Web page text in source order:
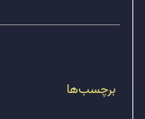
برچسب‌ها